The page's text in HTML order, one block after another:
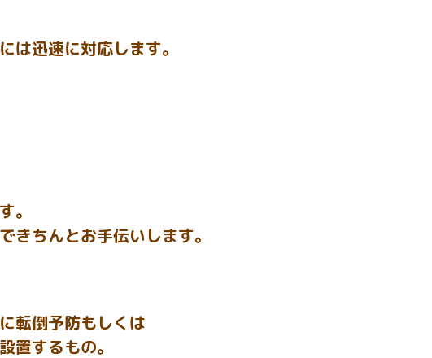
は迅速に対応します。
。
きちんとお手伝いします。
転倒予防もしくは
置するもの。